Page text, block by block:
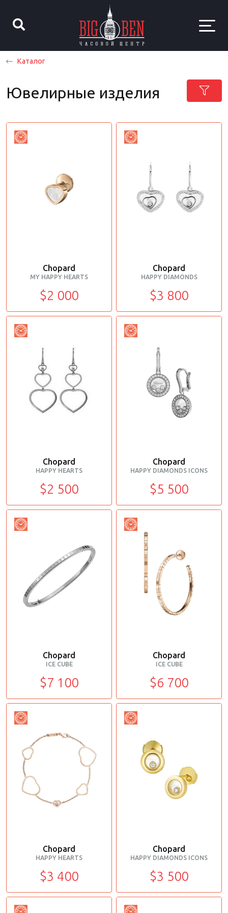
Каталог
Ювелирные изделия
Chopard
MY HAPPY HEARTS
$2 000
Chopard
HAPPY DIAMONDS
$3 800
Chopard
HAPPY HEARTS
$2 500
Chopard
HAPPY DIAMONDS ICONS
$5 500
Chopard
ICE CUBE
$7 100
Chopard
ICE CUBE
$6 700
Chopard
HAPPY HEARTS
$3 400
Chopard
HAPPY DIAMONDS ICONS
$3 500